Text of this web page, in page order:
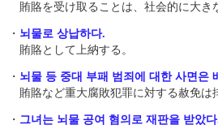
賄賂を受け取ることは、社会的に大き
・ 뇌물로 상납하다.
賄賂として上納する。
・ 뇌물 등 중대 부패 범죄에 대한 사면은
賄賂など重大腐敗犯罪に対する赦免は
・ 그녀는 뇌물 공여 혐의로 재판을 받았